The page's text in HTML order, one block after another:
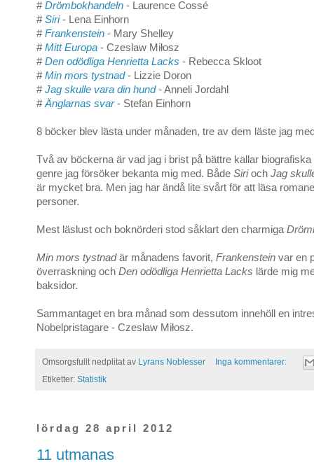
#Drömbokhandeln - Laurence Cossé
#Siri- Lena Einhorn
#Frankenstein - Mary Shelley
#Mitt Europa - Czeslaw Miłosz
#Den odödliga Henrietta Lacks - Rebecca Skloot
#Min mors tystnad- Lizzie Doron
#Jag skulle vara din hund- Anneli Jordahl
#Änglarnas svar- Stefan Einhorn
8 böcker blev lästa under månaden, tre av dem läste jag
Två av böckerna är vad jag i brist på bättre kallar biografiska
genre jag försöker bekanta mig med. Både Sirioch Jag
är mycket bra. Men jag har ändå lite svårt för att läsa
personer.
Mest läslust och boknörderi stod såklart den charmiga
Min mors tystnadär månadens favorit, Frankenstein var en
överraskning och Den odödliga Henrietta Lacks lärde mig
baksidor.
Sammantaget en bra månad som dessutom innehöll en
Nobelpristagare - Czeslaw Miłosz.
Omsorgsfullt nedplitat av Lyrans Noblesser
Inga kommentarer:
Etiketter: Statistik
lördag 28 april 2012
11 utmanas